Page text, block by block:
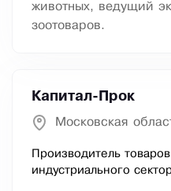
животных, ведущий
зоотоваров.
Капитал-Прок
Московская
Производитель
индустриального